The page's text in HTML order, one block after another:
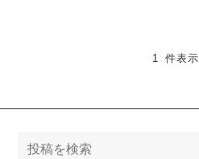
1 件表示